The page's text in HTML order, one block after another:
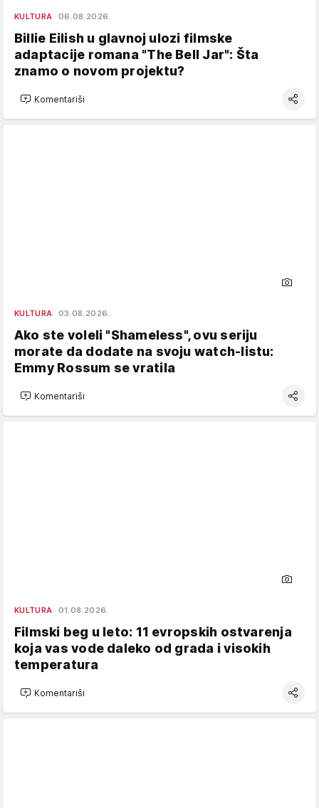
KULTURA 06.08.2026.
Billie Eilish u glavnoj ulozi filmske
adaptacije romana "The Bell Jar": Šta
znamo o novom projektu?
Komentariši
KULTURA 03.08.2026.
Ako ste voleli "Shameless", ovu seriju
morate da dodate na svoju watch-listu:
Emmy Rossum se vratila
Komentariši
KULTURA 01.08.2026.
Filmski beg u leto: 11 evropskih ostvarenja
koja vas vode daleko od grada i visokih
temperatura
Komentariši